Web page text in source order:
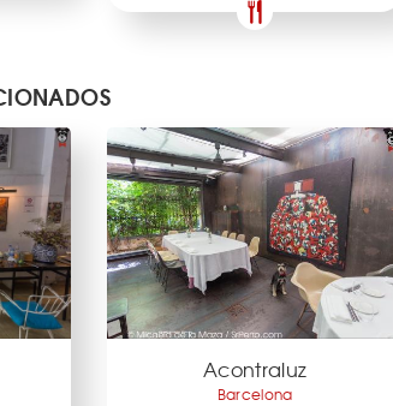
Acontraluz
Barcelona